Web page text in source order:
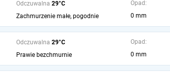
Odczuwalna 29°C
Zachmurzenie małe, pogodnie
Opad:
0 mm
Odczuwalna 29°C
Prawie bezchmurnie
Opad:
0 mm